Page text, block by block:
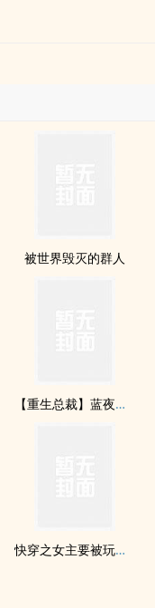
被世界毁灭的群人
【重生总裁】蓝夜里的幸福微光
快穿之女主要被玩坏了